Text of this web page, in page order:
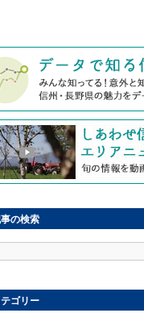
の検索
テゴリー